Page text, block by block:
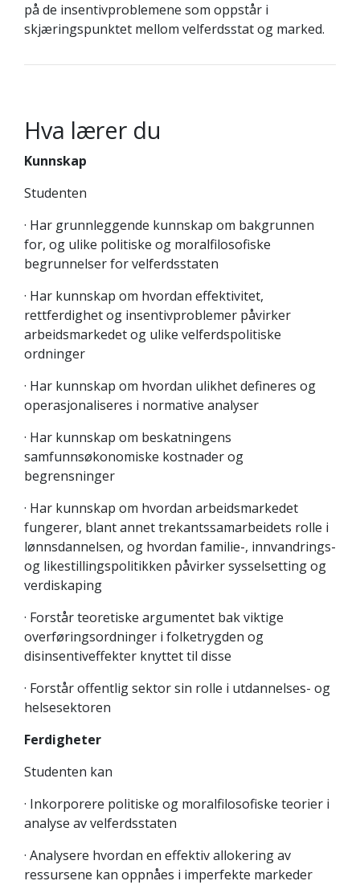
på de insentivproblemene som oppstår i
skjæringspunktet mellom velferdsstat og marked.
Hva lærer du
Kunnskap
Studenten
· Har grunnleggende kunnskap om bakgrunnen
for, og ulike politiske og moralfilosofiske
begrunnelser for velferdsstaten
· Har kunnskap om hvordan effektivitet,
rettferdighet og insentivproblemer påvirker
arbeidsmarkedet og ulike velferdspolitiske
ordninger
· Har kunnskap om hvordan ulikhet defineres og
operasjonaliseres i normative analyser
· Har kunnskap om beskatningens
samfunnsøkonomiske kostnader og
begrensninger
· Har kunnskap om hvordan arbeidsmarkedet
fungerer, blant annet trekantssamarbeidets rolle i
lønnsdannelsen, og hvordan familie-, innvandrings-
og likestillingspolitikken påvirker sysselsetting og
verdiskaping
· Forstår teoretiske argumentet bak viktige
overføringsordninger i folketrygden og
disinsentiveffekter knyttet til disse
· Forstår offentlig sektor sin rolle i utdannelses- og
helsesektoren
Ferdigheter
Studenten kan
· Inkorporere politiske og moralfilosofiske teorier i
analyse av velferdsstaten
· Analysere hvordan en effektiv allokering av
ressursene kan oppnåes i imperfekte markeder